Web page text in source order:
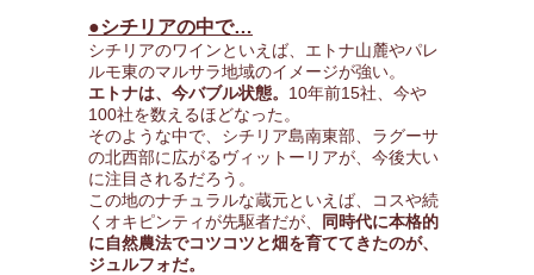
●シチリアの中で…
シチリアのワインといえば、エトナ山麓やパレ
ルモ東のマルサラ地域のイメージが強い。
エトナは、今バブル状態。 10年前15社、今や
100社を数えるほどなった。
そのような中で、シチリア島南東部、ラグーサ
の北西部に広がるヴィットーリアが、今後大い
に注目されるだろう。
この地のナチュラルな蔵元といえば、コスや続
くオキピンティが先駆者だが、
同時代に本格的
に自然農法でコツコツと畑を育ててきたのが、
ジュルフォだ。